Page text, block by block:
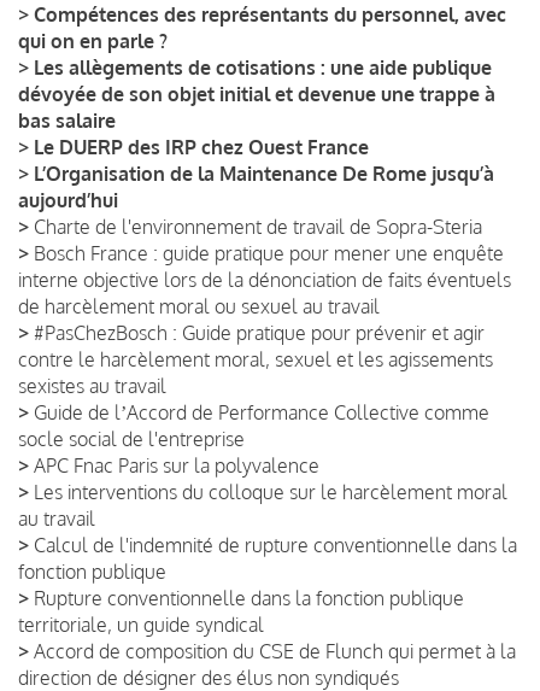
> Compétences des représentants du personnel, avec
qui on en parle ?
> Les allègements de cotisations : une aide publique
dévoyée de son objet initial et devenue une trappe à
bas salaire
> Le DUERP des IRP chez Ouest France
> L’Organisation de la Maintenance De Rome jusqu’à
aujourd’hui
> Charte de l'environnement de travail de Sopra-Steria
> Bosch France : guide pratique pour mener une enquête
interne objective lors de la dénonciation de faits éventuels
de harcèlement moral ou sexuel au travail
> #PasChezBosch : Guide pratique pour prévenir et agir
contre le harcèlement moral, sexuel et les agissements
sexistes au travail
> Guide de lʼAccord de Performance Collective comme
socle social de l'entreprise
> APC Fnac Paris sur la polyvalence
> Les interventions du colloque sur le harcèlement moral
au travail
> Calcul de l'indemnité de rupture conventionnelle dans la
fonction publique
> Rupture conventionnelle dans la fonction publique
territoriale, un guide syndical
> Accord de composition du CSE de Flunch qui permet à la
direction de désigner des élus non syndiqués